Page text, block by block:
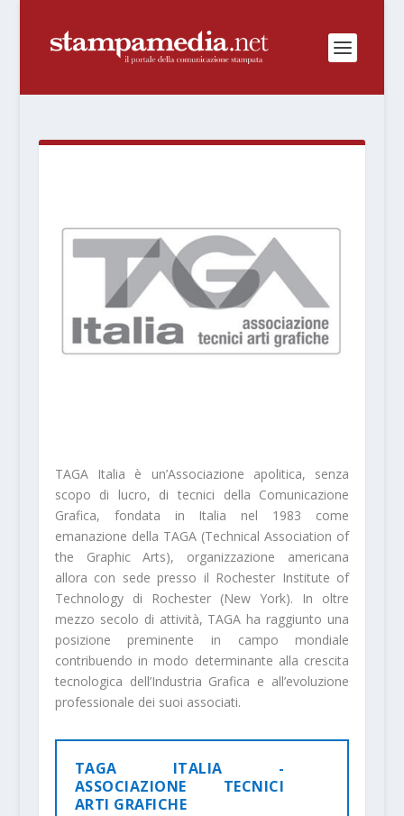
TAGA Italia è un’Associazione apolitica, senza
scopo di lucro, di tecnici della Comunicazione
Grafica, fondata in Italia nel 1983 come
emanazione della TAGA (Technical Association of
the Graphic Arts), organizzazione americana
allora con sede presso il Rochester Institute of
Technology di Rochester (New York). In oltre
mezzo secolo di attività, TAGA ha raggiunto una
posizione preminente in campo mondiale
contribuendo in modo determinante alla crescita
tecnologica dell’Industria Grafica e all’evoluzione
professionale dei suoi associati.
TAGA ITALIA -
ASSOCIAZIONE TECNICI
ARTI GRAFICHE